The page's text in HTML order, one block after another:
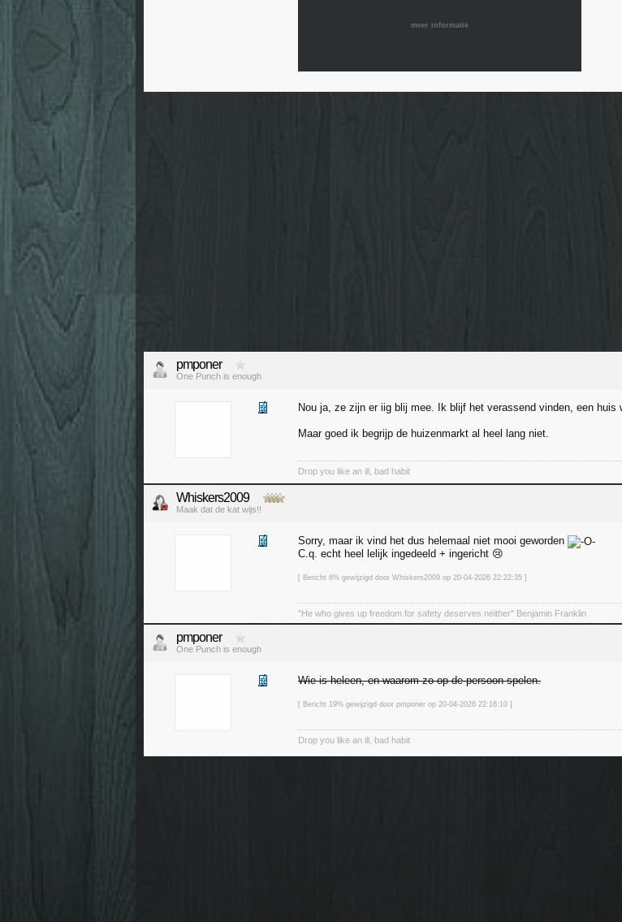
meer informatie
pmponer
One Punch is enough
Nou ja, ze zijn er iig blij mee. Ik blijf het verassend vinden, een
Maar goed ik begrijp de huizenmarkt al heel lang niet.
Drop you like an ill, bad habit
Whiskers2009
Maak dat de kat wijs!!
Sorry, maar ik vind het dus helemaal niet mooi geworden
C.q. echt heel lelijk ingedeeld + ingericht 😢
[ Bericht 8% gewijzigd door Whiskers2009 op 20-04-2026 22:22:35 ]
"He who gives up freedom for safety deserves neither" Benjamin Franklin
pmponer
One Punch is enough
Wie is heleen, en waarom zo op de persoon spelen.
[ Bericht 19% gewijzigd door pmponer op 20-04-2026 22:16:10 ]
Drop you like an ill, bad habit